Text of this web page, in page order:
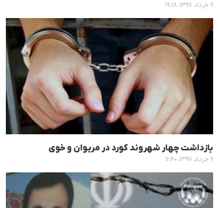
۹ خرداد ۱۳۹۷، ۱۹:۱۸
بازداشت چهار شهروند کورد در مریوان و خوی
۹ خرداد ۱۳۹۷، ۱۱:۴۰